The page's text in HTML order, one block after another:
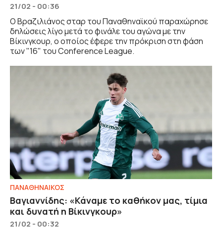
21/02 - 00:36
Ο Βραζιλιάνος σταρ του Παναθηναϊκού παραχώρησε
δηλώσεις λίγο μετά το φινάλε του αγώνα με την
Βίκινγκουρ, ο οποίος έφερε την πρόκριση στη φάση
των "16" του Conference League.
ΠΑΝΑΘΗΝΑΙΚΟΣ
Βαγιαννίδης: «Κάναμε το καθήκον μας, τίμια
και δυνατή η Βίκινγκουρ»
21/02 - 00:32